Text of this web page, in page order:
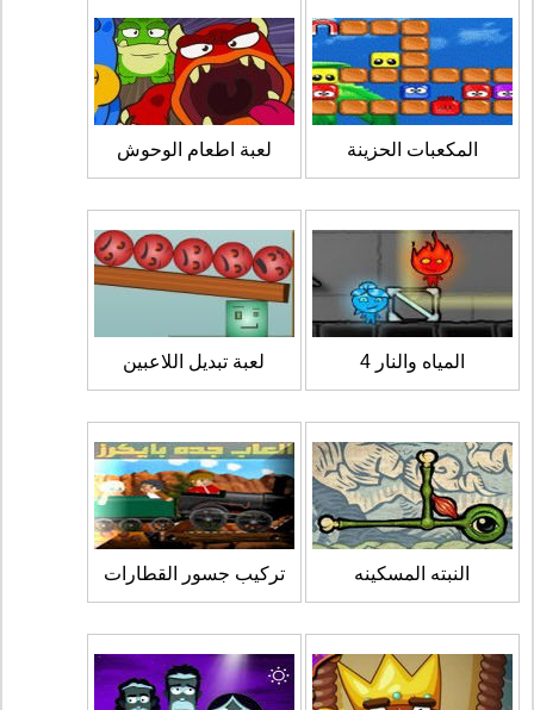
المكعبات الحزينة لعبة اطعام الوحوش
المياه والنار 4 لعبة تبديل اللاعبين
النبته المسكينه تركيب جسور القطارات